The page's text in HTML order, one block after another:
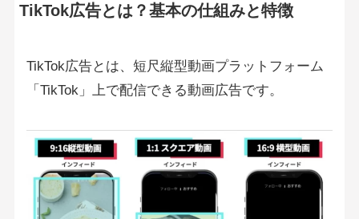
TikTok広告とは？基本の仕組みと特徴
TikTok広告とは、短尺縦型動画プラットフォーム
「TikTok」上で配信できる動画広告です。